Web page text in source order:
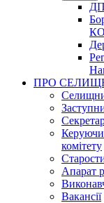
ПРО
комітету
Апарат
Вакансії